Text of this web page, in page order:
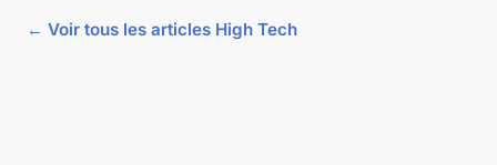
← Voir tous les articles High Tech